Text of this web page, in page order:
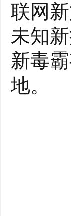
联网
未知
新毒
地。